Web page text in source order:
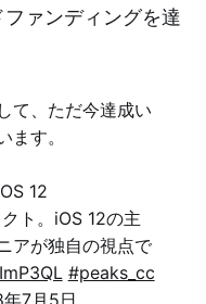
ファンディングを達
て、ただ今達成い
す。
12
ト。iOS 12の主
アが独自の視点で
#peaks_cc
7月5日